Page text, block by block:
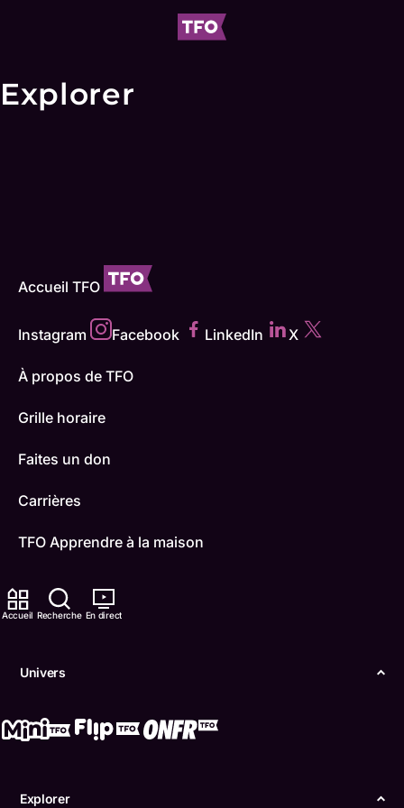
Accueil Recherche En direct
Univers
Explorer
Explorer
Accueil TFO
Instagram Facebook LinkedIn X
À propos de TFO
Grille horaire
Faites un don
Carrières
TFO Apprendre à la maison
Comment nous capter
ONFR
Conditions d'utilisation